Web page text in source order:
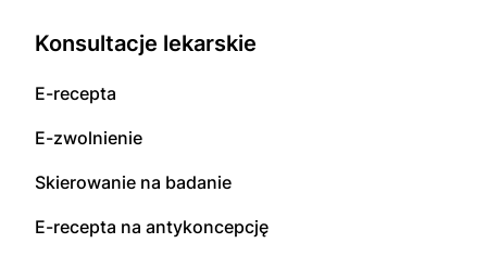
Konsultacje lekarskie
E-recepta
E-zwolnienie
Skierowanie na badanie
E-recepta na antykoncepcję